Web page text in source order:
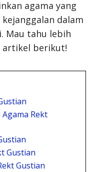
agama yang
dalam
Mau tahu lebih
artikel berikut!
Rekt
Gustian
Gustian